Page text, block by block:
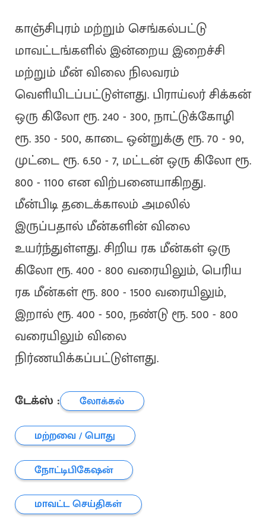
காஞ்சிபுரம் மற்றும் செங்கல்பட்டு
மாவட்டங்களில் இன்றைய இறைச்சி
மற்றும் மீன் விலை நிலவரம்
வெளியிடப்பட்டுள்ளது. பிராய்லர் சிக்கன்
ஒரு கிலோ ரூ. 240 - 300, நாட்டுக்கோழி
ரூ. 350 - 500, காடை ஒன்றுக்கு ரூ. 70 - 90,
முட்டை ரூ. 6.50 - 7, மட்டன் ஒரு கிலோ ரூ.
800 - 1100 என விற்பனையாகிறது.
மீன்பிடி தடைக்காலம் அமலில்
இருப்பதால் மீன்களின் விலை
உயர்ந்துள்ளது. சிறிய ரக மீன்கள் ஒரு
கிலோ ரூ. 400 - 800 வரையிலும், பெரிய
ரக மீன்கள் ரூ. 800 - 1500 வரையிலும்,
இறால் ரூ. 400 - 500, நண்டு ரூ. 500 - 800
வரையிலும் விலை
நிர்ணயிக்கப்பட்டுள்ளது.
டேக்ஸ் :
லோக்கல்
மற்றவை / பொது
நோட்டிபிகேஷன்
மாவட்ட செய்திகள்